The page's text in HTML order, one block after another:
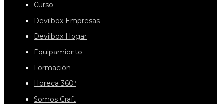
Curso
Devilbox Empresas
Devilbox Hogar
Equipamiento
Formación
Horeca 360º
Somos Craft